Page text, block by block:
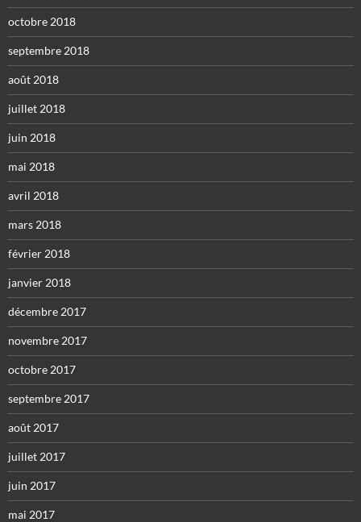
octobre 2018
septembre 2018
août 2018
juillet 2018
juin 2018
mai 2018
avril 2018
mars 2018
février 2018
janvier 2018
décembre 2017
novembre 2017
octobre 2017
septembre 2017
août 2017
juillet 2017
juin 2017
mai 2017